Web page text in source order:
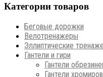
Категории товаров
Беговые дорожки
Велотренажеры
Эллиптические
Гантели и гири
Гантели
Гантели